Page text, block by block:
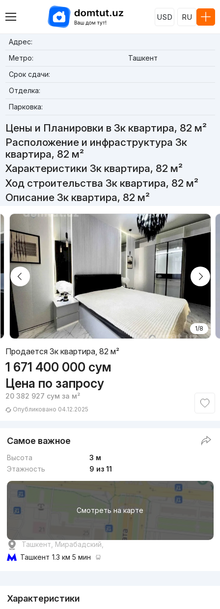
USD RU
Адрес:
Метро:
Ташкент
Срок сдачи:
Отделка:
Парковка:
Цены и Планировки в 3к квартира, 82 м²
Расположение и инфраструктура 3к
квартира, 82 м²
Характеристики 3к квартира, 82 м²
Ход строительства 3к квартира, 82 м²
Описание 3к квартира, 82 м²
1/8
Продается 3к квартира, 82 м²
1 671 400 000 сум
Цена по запросу
20 382 927 сум за м²
Опубликовано 04.12.2025
Самое важное
Высота
3 м
Этажность
9 из 11
Смотреть на карте
Ташкент, Мирабадский,
Ташкент 1.3 км 5 мин
Характеристики